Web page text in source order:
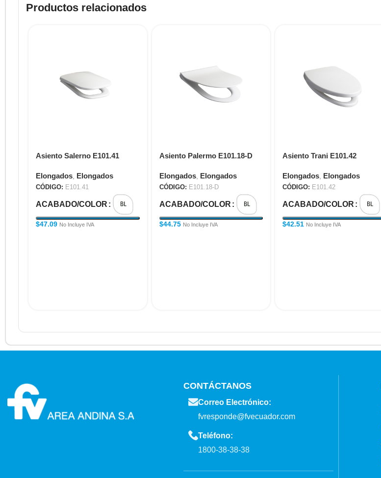
Productos relacionados
Asiento Salerno E101.41
Elongados, Elongados
CÓDIGO: E101.41
ACABADO/COLOR
$47.09 No Incluye IVA
Asiento Palermo E101.18-D
Elongados, Elongados
CÓDIGO: E101.18-D
ACABADO/COLOR
$44.75 No Incluye IVA
Asiento Trani E101.42
Elongados, Elongados
CÓDIGO: E101.42
ACABADO/COLOR
$42.51 No Incluye IVA
CONTÁCTANOS
Correo Electrónico:
fvresponde@fvecuador.com
Teléfono:
1800-38-38-38